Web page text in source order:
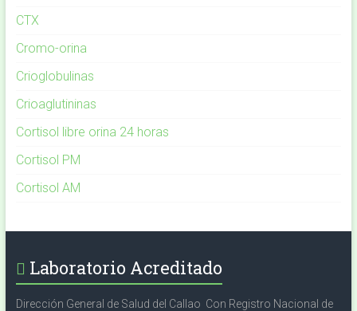
CTX
Cromo-orina
Crioglobulinas
Crioaglutininas
Cortisol libre orina 24 horas
Cortisol PM
Cortisol AM
Laboratorio Acreditado
Dirección General de Salud del Callao Con Registro Nacional de